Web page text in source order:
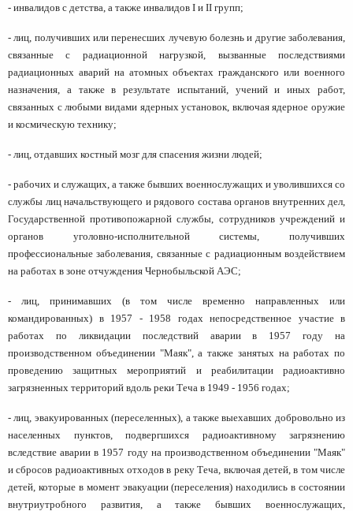
- инвалидов с детства, а также инвалидов I и II групп;
- лиц, получивших или перенесших лучевую болезнь и другие заболевания,
связанные с радиационной нагрузкой, вызванные последствиями
радиационных аварий на атомных объектах гражданского или военного
назначения, а также в результате испытаний, учений и иных работ,
связанных с любыми видами ядерных установок, включая ядерное оружие
и космическую технику;
- лиц, отдавших костный мозг для спасения жизни людей;
- рабочих и служащих, а также бывших военнослужащих и уволившихся со
службы лиц начальствующего и рядового состава органов внутренних дел,
Государственной противопожарной службы, сотрудников учреждений и
органов уголовно-исполнительной системы, получивших
профессиональные заболевания, связанные с радиационным воздействием
на работах в зоне отчуждения Чернобыльской АЭС;
- лиц, принимавших (в том числе временно направленных или
командированных) в 1957 - 1958 годах непосредственное участие в
работах по ликвидации последствий аварии в 1957 году на
производственном объединении "Маяк", а также занятых на работах по
проведению защитных мероприятий и реабилитации радиоактивно
загрязненных территорий вдоль реки Теча в 1949 - 1956 годах;
- лиц, эвакуированных (переселенных), а также выехавших добровольно из
населенных пунктов, подвергшихся радиоактивному загрязнению
вследствие аварии в 1957 году на производственном объединении "Маяк"
и сбросов радиоактивных отходов в реку Теча, включая детей, в том числе
детей, которые в момент эвакуации (переселения) находились в состоянии
внутриутробного развития, а также бывших военнослужащих,